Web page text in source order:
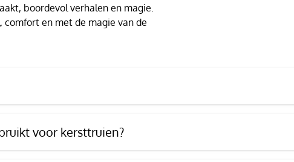
boordevol verhalen en magie.
comfort en met de magie van de
voor kersttruien?